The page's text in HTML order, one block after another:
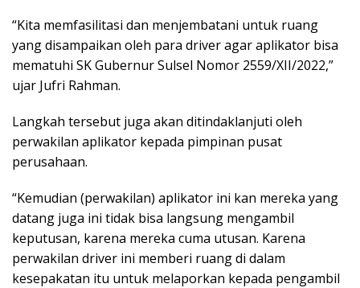
“Kita memfasilitasi dan menjembatani untuk ruang
yang disampaikan oleh para driver agar aplikator bisa
mematuhi SK Gubernur Sulsel Nomor 2559/XII/2022,”
ujar Jufri Rahman.
Langkah tersebut juga akan ditindaklanjuti oleh
perwakilan aplikator kepada pimpinan pusat
perusahaan.
“Kemudian (perwakilan) aplikator ini kan mereka yang
datang juga ini tidak bisa langsung mengambil
keputusan, karena mereka cuma utusan. Karena
perwakilan driver ini memberi ruang di dalam
kesepakatan itu untuk melaporkan kepada pengambil